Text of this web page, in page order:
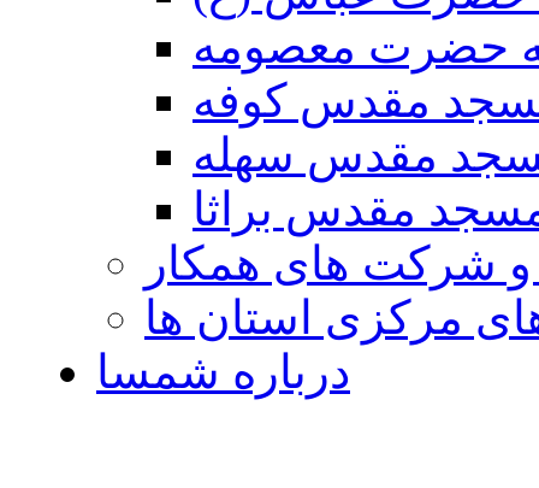
حضرت معصومه
مقدس كوفه
مقدس سهله
مقدس براثا
و شرکت های همکار
مرکزی استان ها
درباره شمسا